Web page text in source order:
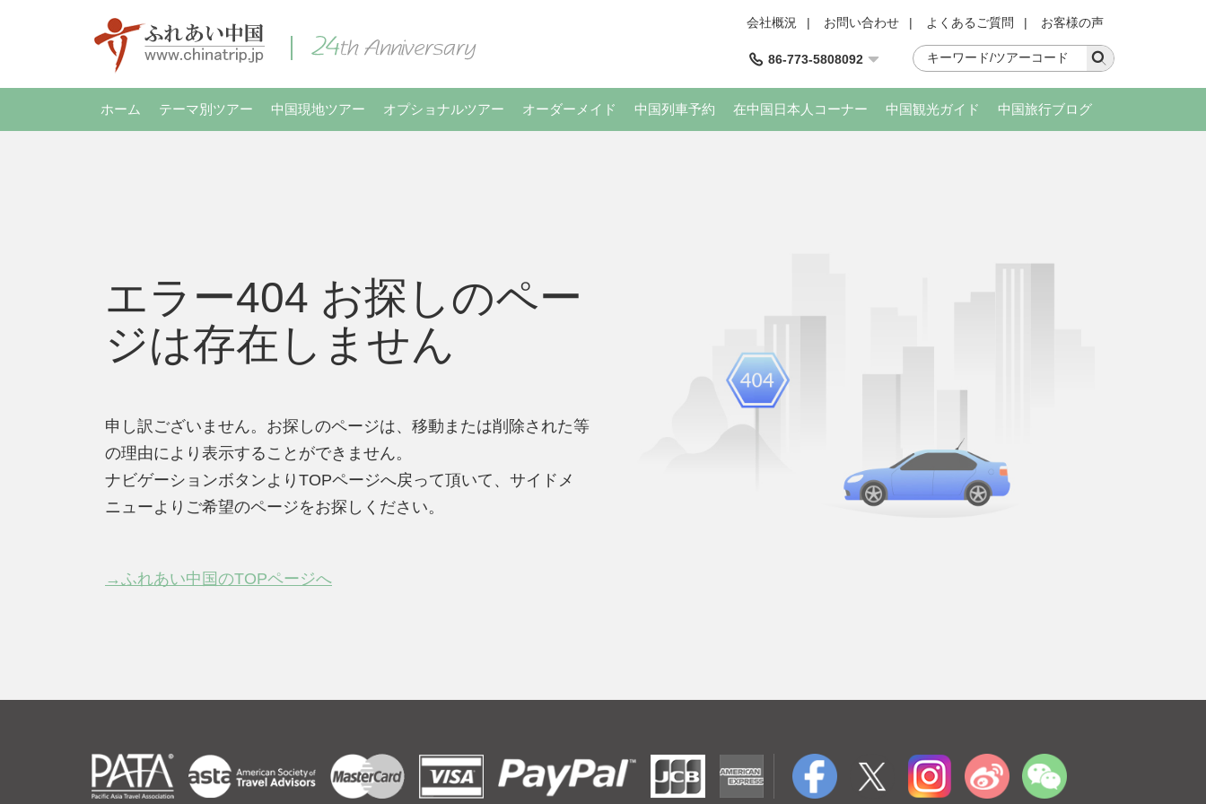
会社概況 | お問い合わせ | よくあるご質問 | お客様の声
86-773-5808092
ホーム テーマ別ツアー 中国現地ツアー オプショナルツアー オーダーメイド 中国列車予約 在中国日本人コーナー 中国観光ガイド 中国旅行ブログ
エラー404 お探しのペー
ジは存在しません
申し訳ございません。お探しのページは、移動または削除された等
の理由により表示することができません。
ナビゲーションボタンよりTOPページへ戻って頂いて、サイドメ
ニューよりご希望のページをお探しください。
→ふれあい中国のTOPページへ